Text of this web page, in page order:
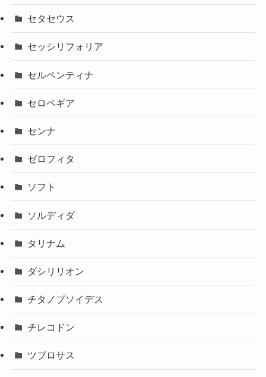
セタセウス
セッシリフォリア
セルペンティナ
セロペギア
センナ
ゼロフィタ
ソフト
ソルディダ
タリナム
ダシリリオン
チタノプソイデス
チレコドン
ツブロサス